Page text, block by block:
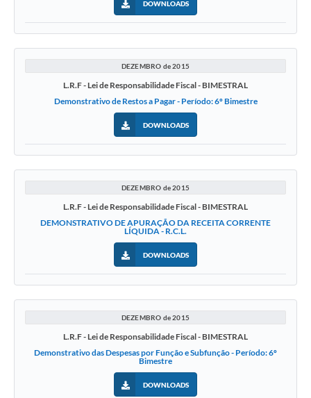
DOWNLOADS
DEZEMBRO de 2015
L.R.F - Lei de Responsabilidade Fiscal - BIMESTRAL
Demonstrativo de Restos a Pagar - Período: 6º Bimestre
DOWNLOADS
DEZEMBRO de 2015
L.R.F - Lei de Responsabilidade Fiscal - BIMESTRAL
DEMONSTRATIVO DE APURAÇÃO DA RECEITA CORRENTE
LÍQUIDA - R.C.L.
DOWNLOADS
DEZEMBRO de 2015
L.R.F - Lei de Responsabilidade Fiscal - BIMESTRAL
Demonstrativo das Despesas por Função e Subfunção - Período: 6º
Bimestre
DOWNLOADS